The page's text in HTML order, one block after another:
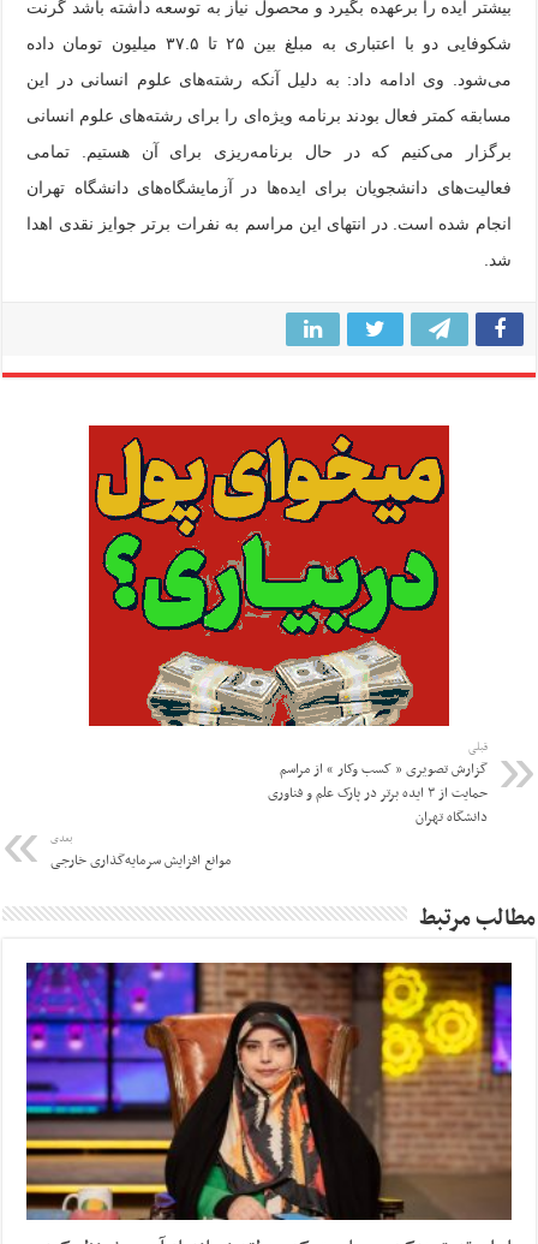
بیشتر ایده را برعهده بگیرد و محصول نیاز به توسعه داشته باشد گرنت
شکوفایی دو با اعتباری به مبلغ بین ۲۵ تا ۳۷.۵ میلیون تومان داده
می‌شود. وی ادامه داد: به دلیل آنکه رشته‌های علوم انسانی در این
مسابقه کمتر فعال بودند برنامه ویژه‌ای را برای رشته‌های علوم انسانی
برگزار می‌کنیم که در حال برنامه‌ریزی برای آن هستیم. تمامی
فعالیت‌های دانشجویان برای ایده‌ها در آزمایشگاه‌های دانشگاه تهران
انجام شده است. در انتهای این مراسم به نفرات برتر جوایز نقدی اهدا
شد.
قبلی
گزارش تصویری « کسب وکار » از مراسم
حمایت از ۳ ایده برتر در پارک علم و فناوری
دانشگاه تهران
بعدی
موانع افزایش سرمایه‌گذاری خارجی
مطالب مرتبط